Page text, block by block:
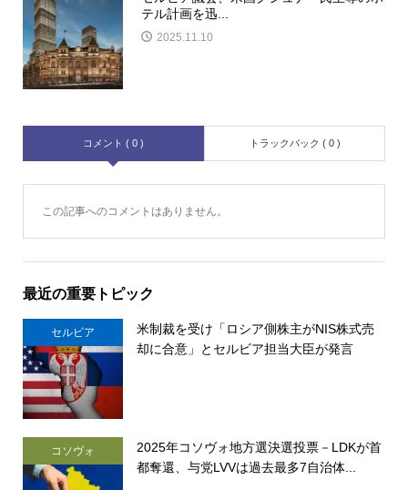
テル計画を迅...
2025.11.10
コメント ( 0 ) トラックバック ( 0 )
この記事へのコメントはありません。
最近の重要トピック
セルビア
米制裁を受け「ロシア側株主がNIS株式売
却に合意」とセルビア担当大臣が発言
コソヴォ
2025年コソヴォ地方選決選投票－LDKが首
都奪還、与党LVVは過去最多7自治体...